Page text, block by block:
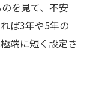
を見て、不安
ば3年や5年の
端に短く設定さ